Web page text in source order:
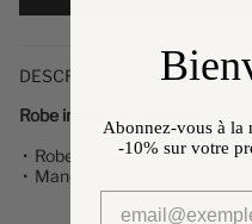
DESCRIPTION
Robe imprimée Alderine
• Robe imprimée
• Manches longues
Abonnez-vous à la
-10% sur votre